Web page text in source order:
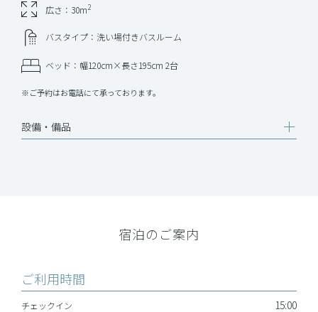
広さ：30m2
バスタイプ：洗い場付きバスルーム
ベッド：幅120cm×長さ195cm 2台
※ご予約はお電話にて承っております。
設備‧備品
宿泊のご案内
ご利用時間
チェックイン 15:00